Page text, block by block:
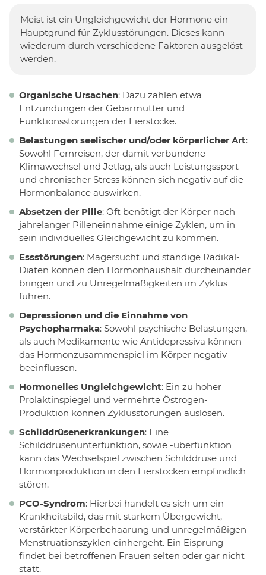
Meist ist ein Ungleichgewicht der Hormone ein
Hauptgrund für Zyklusstörungen. Dieses kann
wiederum durch verschiedene Faktoren ausgelöst
werden.
Organische Ursachen: Dazu zählen etwa
Entzündungen der Gebärmutter und
Funktionsstörungen der Eierstöcke.
Belastungen seelischer und/oder körperlicher Art:
Sowohl Fernreisen, der damit verbundene
Klimawechsel und Jetlag, als auch Leistungssport
und chronischer Stress können sich negativ auf die
Hormonbalance auswirken.
Absetzen der Pille: Oft benötigt der Körper nach
jahrelanger Pilleneinnahme einige Zyklen, um in
sein individuelles Gleichgewicht zu kommen.
Essstörungen: Magersucht und ständige Radikal-
Diäten können den Hormonhaushalt durcheinander
bringen und zu Unregelmäßigkeiten im Zyklus
führen.
Depressionen und die Einnahme von
Psychopharmaka: Sowohl psychische Belastungen,
als auch Medikamente wie Antidepressiva können
das Hormonzusammenspiel im Körper negativ
beeinflussen.
Hormonelles Ungleichgewicht: Ein zu hoher
Prolaktinspiegel und vermehrte Östrogen-
Produktion können Zyklusstörungen auslösen.
Schilddrüsenerkrankungen: Eine
Schilddrüsenunterfunktion, sowie -überfunktion
kann das Wechselspiel zwischen Schilddrüse und
Hormonproduktion in den Eierstöcken empfindlich
stören.
PCO-Syndrom: Hierbei handelt es sich um ein
Krankheitsbild, das mit starkem Übergewicht,
verstärkter Körperbehaarung und unregelmäßigen
Menstruationszyklen einhergeht. Ein Eisprung
findet bei betroffenen Frauen selten oder gar nicht
statt.